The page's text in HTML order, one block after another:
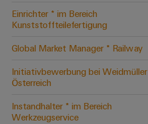
Modifizierte
und
bestückte
Kundenspezifische
Kabelkonfektionierung
Einrichter * im Bereich
Kunststoffteilefertigung
Global Market Manager * Railway
Initiativbewerbung bei Weidmüller
Österreich
Instandhalter * im Bereich
Werkzeugservice